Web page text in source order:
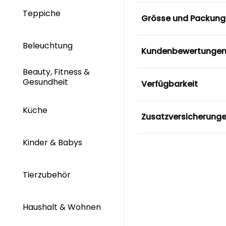
Teppiche
Beleuchtung
Beauty, Fitness &
Gesundheit
Küche
Kinder & Babys
Tierzubehör
Haushalt & Wohnen
Grösse und Packung
Kundenbewertungen
Verfügbarkeit